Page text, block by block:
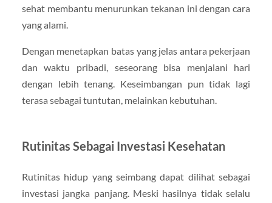
sehat membantu menurunkan tekanan ini dengan cara
yang alami.
Dengan menetapkan batas yang jelas antara pekerjaan
dan waktu pribadi, seseorang bisa menjalani hari
dengan lebih tenang. Keseimbangan pun tidak lagi
terasa sebagai tuntutan, melainkan kebutuhan.
Rutinitas Sebagai Investasi Kesehatan
Rutinitas hidup yang seimbang dapat dilihat sebagai
investasi jangka panjang. Meski hasilnya tidak selalu